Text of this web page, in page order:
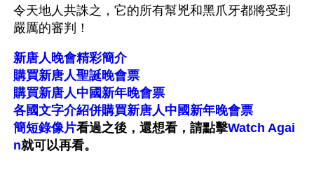
令天地人共誅之，它的所有幫兇和黑爪牙都將受到
嚴厲的審判！
新唐人晚會精彩簡介
購買新唐人聖誕晚會票
購買新唐人中國新年晚會票
各國文字介紹併購買新唐人中國新年晚會票
簡短錄像片看過之後，還想看，請點擊Watch Agai
n就可以再看。